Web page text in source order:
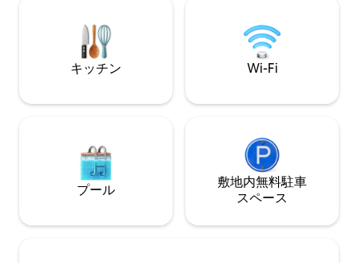
と車道の一部をテールゲートパーティー
のために使用する場合があります。駐車
場は共有になる可能性があります。 清掃
料金は$150です。ペットの同伴および喫
キッチン Wi-Fi
プール
敷地内無料駐⁠車
ス⁠ペ⁠ー⁠ス